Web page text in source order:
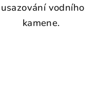
usazování vodního
kamene.